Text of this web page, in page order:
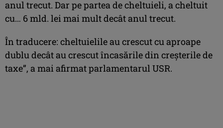
anul trecut. Dar pe partea de cheltuieli, a cheltuit
cu… 6 mld. lei mai mult decât anul trecut.
În traducere: cheltuielile au crescut cu aproape
dublu decât au crescut încasările din creșterile de
taxe”, a mai afirmat parlamentarul USR.